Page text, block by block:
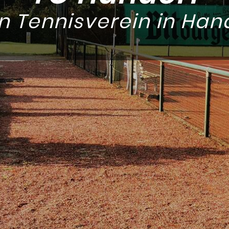
Tennisverein in